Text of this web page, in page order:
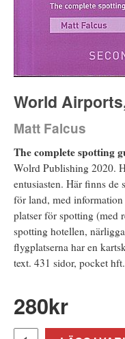
World
Matt Falcus
The complete spotting
Wolrd Publishing 2020.
entusiasten. Här finns de
för land, med
platser för spotting (med
spotting hotellen,
flygplatserna har en
text. 431 sidor, pocket
280kr